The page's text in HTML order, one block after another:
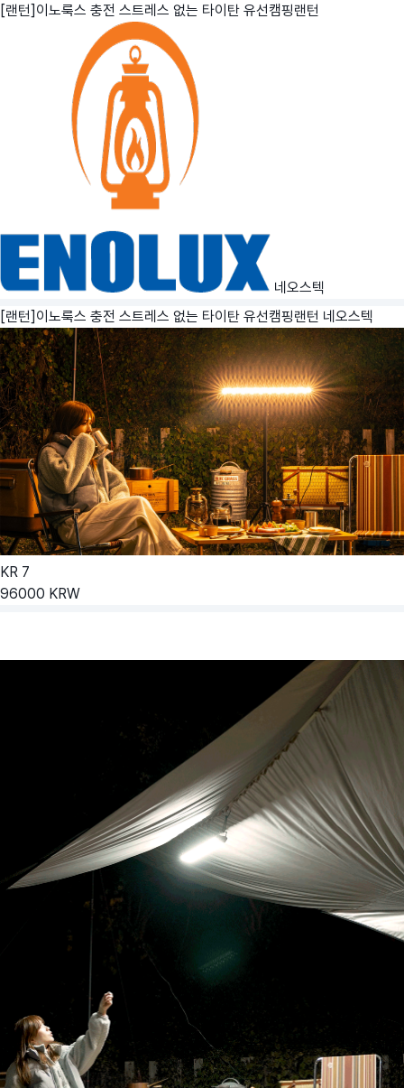
[랜턴]이노룩스 충전 스트레스 없는 타이탄 유선캠핑랜턴
네오스텍
[랜턴]이노룩스 충전 스트레스 없는 타이탄 유선캠핑랜턴 네오스텍
KR 7
96000 KRW